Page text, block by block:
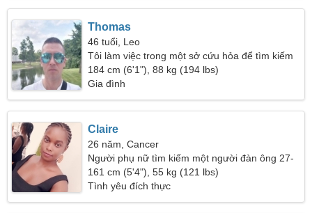
Thomas
46 tuổi, Leo
Tôi làm việc trong một sở cứu hỏa để tìm kiếm
một người phụ nữ ngoạn mục
184 cm (6'1"), 88 kg (194 lbs)
Gia đình
Claire
26 năm, Cancer
Người phụ nữ tìm kiếm một người đàn ông 27-
36
161 cm (5'4"), 55 kg (121 lbs)
Tình yêu đích thực